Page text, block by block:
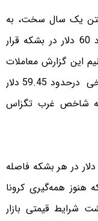
یک سال سخت، به
قله یک‌ساله خود رسیده و در آستانه رکورد 60 دلار در بشکه قرار
این گزارش معاملات
آتی هر بشکه نفت خام شاخص برنت با نرخی درحدود 59.45 دلار
شاخص غرب تگزاس
قیمت نفت تنها یک قدم تا رکورد 60 دلار در هر بشکه فاصله
هنوز همه‌گیری کرونا
شرایط قیمتی بازار